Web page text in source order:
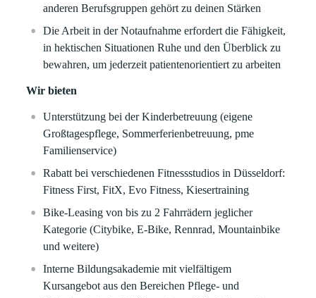
anderen Berufsgruppen gehört zu deinen Stärken
Die Arbeit in der Notaufnahme erfordert die Fähigkeit,
in hektischen Situationen Ruhe und den Überblick zu
bewahren, um jederzeit patientenorientiert zu arbeiten
Wir bieten
Unterstützung bei der Kinderbetreuung (eigene
Großtagespflege, Sommerferienbetreuung, pme
Familienservice)
Rabatt bei verschiedenen Fitnessstudios in Düsseldorf:
Fitness First, FitX, Evo Fitness, Kiesertraining
Bike-Leasing von bis zu 2 Fahrrädern jeglicher
Kategorie (Citybike, E-Bike, Rennrad, Mountainbike
und weitere)
Interne Bildungsakademie mit vielfältigem
Kursangebot aus den Bereichen Pflege- und